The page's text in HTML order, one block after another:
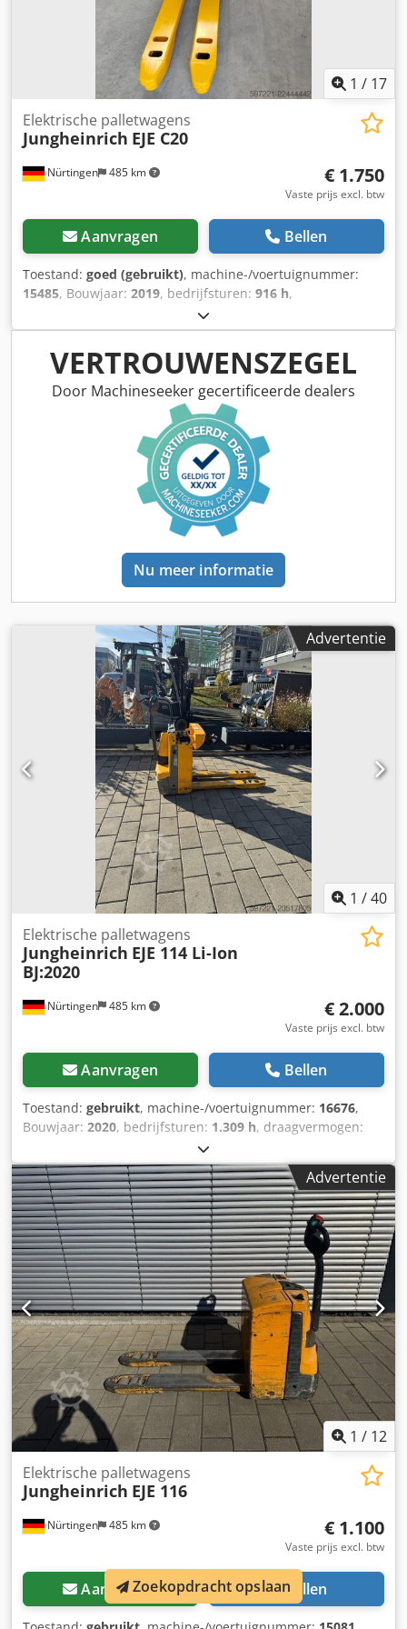
1 / 17
Nürtingen 485 km
Elektrische palletwagens
Jungheinrich EJE C20
€ 1.750
Vaste prijs excl. btw
Aanvragen Bellen
Toestand: goed (gebruikt), machine-/voertuignummer:
15485, Bouwjaar: 2019, bedrijfsturen: 916 h,
, hefhoogte:
ladingzwaartepunt:575 mm, brandstoftype:elektrisch,
masttype: overig, bouwhoogte:1.300 mm, vorklengte:
1.150 mm , totaalgewicht:513 kg, 5232130 Chedpfxszp Tp
Ie An Uja Serienummer: 98234819
VERTROUWENSZEGEL
Door Machineseeker gecertificeerde dealers
Nu meer informatie
Advertentie
1 /40
Nürtingen 485 km
Elektrische palletwagens
Jungheinrich EJE 114 Li-Ion
BJ:2020
€ 2.000
Vaste prijs excl. btw
Aanvragen Bellen
Toestand: gebruikt, machine-/voertuignummer: 16676,
Bouwjaar: 2020, bedrijfsturen: 1.309 h, draagvermogen:
200 mm, ladingzwaartepunt:
mm, brandstoftype:elektrisch, masttype:overig,
bouwhoogte:1.320 mm, batterijspanning:24 V,
voorbandmaat:, achterbandmaat:, totaalgewicht:407 kg,
5014032 Serienummer: 98265203 Csdpfx Asxwf Sqon Ujha
Accugegevens: 24 volt
Advertentie
1 / 12
Nürtingen 485 km
Elektrische palletwagens
Jungheinrich EJE 116
€ 1.100
Vaste prijs excl. btw
Aanvragen Bellen
Zoekopdracht opslaan